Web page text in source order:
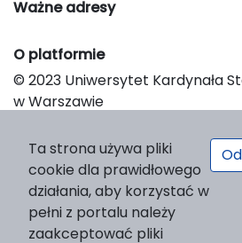
Ważne adresy
O platformie
© 2023 Uniwersytet Kardynała
w Warszawie
Platform & Workflow by OJS/
Ta strona używa pliki
cookie dla prawidłowego
działania, aby korzystać w
pełni z portalu należy
zaakceptować pliki